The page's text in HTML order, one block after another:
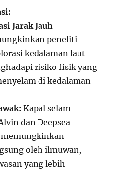
Jarak Jauh
peneliti
kedalaman laut
risiko fisik yang
di kedalaman
Kapal selam
dan Deepsea
oleh ilmuwan,
yang lebih